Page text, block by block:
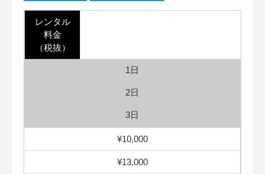
レンタル
料金
（税抜）
1日
2日
3日
¥10,000
¥13,000